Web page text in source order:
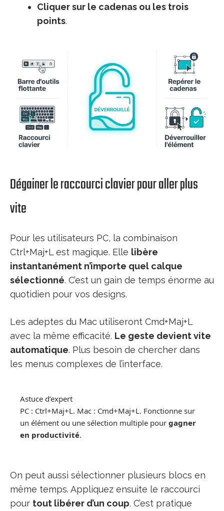
Cliquer sur le cadenas ou les trois
points.
Dégainer le raccourci clavier pour aller plus
vite
Pour les utilisateurs PC, la combinaison
Ctrl+Maj+L est magique. Elle libère
instantanément n’importe quel calque
sélectionné. C’est un gain de temps énorme au
quotidien pour vos designs.
Les adeptes du Mac utiliseront Cmd+Maj+L
avec la même efficacité. Le geste devient vite
automatique. Plus besoin de chercher dans
les menus complexes de l’interface.
Astuce d’expert
PC : Ctrl+Maj+L. Mac : Cmd+Maj+L. Fonctionne sur
un élément ou une sélection multiple pour gagner
en productivité.
On peut aussi sélectionner plusieurs blocs en
même temps. Appliquez ensuite le raccourci
pour tout libérer d’un coup. C’est pratique